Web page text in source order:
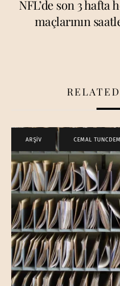
NFL’de son 3 hafta
maçlarının
ARŞİV CEMAL